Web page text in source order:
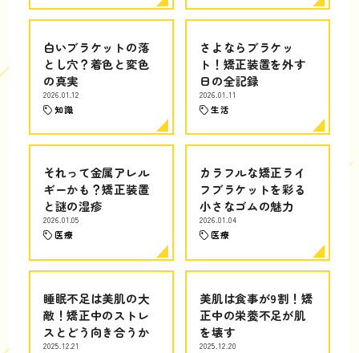
白いブラケットの落
とし穴？着色と変色
の真実
2026.01.12
知識
さよならブラケッ
ト！矯正装置を外す
日の全記録
2026.01.11
生活
それって金属アレル
ギーかも？矯正装置
と謎の湿疹
2026.01.05
医療
カラフルな矯正ライ
フブラケットを彩る
小さなゴムの魅力
2026.01.04
医療
睡眠不足は美肌の大
敵！矯正中のストレ
スとどう向き合うか
2025.12.21
美肌は食事が9割！矯
正中の栄養不足が肌
を壊す
2025.12.20